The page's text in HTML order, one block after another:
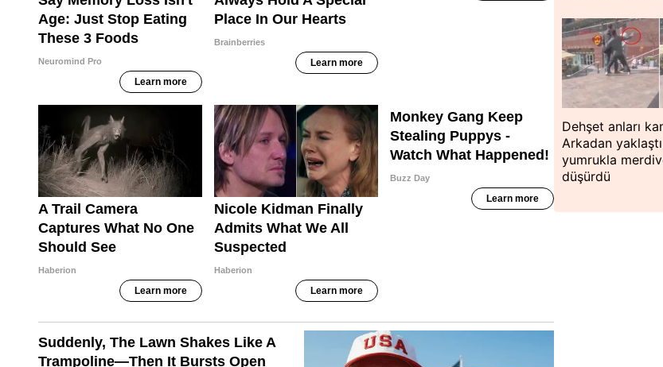
Dehşet anları
Arkadan
yumrukla
düşürdü